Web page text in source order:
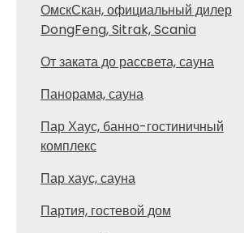
ОмскСкан, официальный дилер
DongFeng, Sitrak, Scania
От заката до рассвета, сауна
Панорама, сауна
Пар Хаус, банно-гостиничный
комплекс
Пар хаус, сауна
Партия, гостевой дом